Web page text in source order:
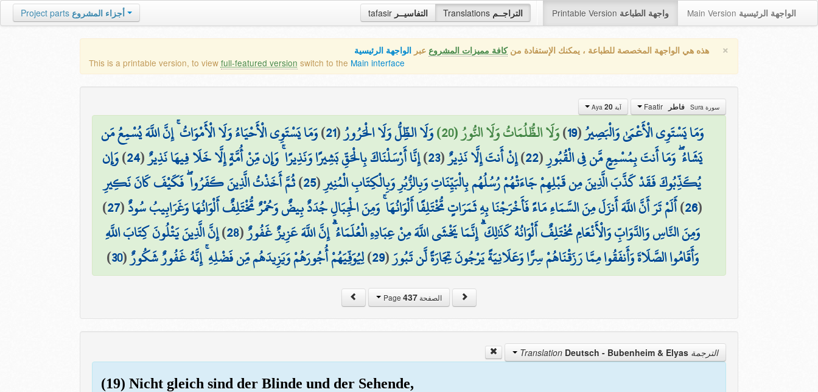
tafasir التفاسيــر Translations التراجــم Printable Version واجهة الطباعة Main Version الواجهة الرئيسية Project parts أجزاء المشروع
× هذه هي الواجهة المخصصة للطباعة ، يمكنك الإستفادة منكافة مميزات المشروع عبر الواجهة الرئيسية
This is a printable version, to view full-featured version switch to the Main interface
سورة Sura فاطر آية Aya 20
وَمَا يَسْتَوِي الْأَعْمَىٰ وَالْبَصِيرُ(
19
)وَلَا الظُّلُمَاتُ وَلَا النُّورُ (20) وَلَا الظِّلُّ وَلَا الْحَرُورُ(
21
)وَمَا يَسْتَوِي الْأَحْيَاءُ وَلَا الْأَمْوَاتُ ۚ إِنَّ اللَّهَ يُسْمِعُ مَن
يَشَاءُ ۖ وَمَا أَنتَ بِمُسْمِعٍ مَّن فِي الْقُبُورِ(
22
)إِنْ أَنتَ إِلَّا نَذِيرٌ(
23
)إِنَّا أَرْسَلْنَاكَ بِالْحَقِّ بَشِيرًا وَنَذِيرًا ۚ وَإِن مِّنْ أُمَّةٍ إِلَّا خَلَا فِيهَا نَذِيرٌ(
24
)وَإِن
يُكَذِّبُوكَ فَقَدْ كَذَّبَ الَّذِينَ مِن قَبْلِهِمْ جَاءَتْهُمْ رُسُلُهُم بِالْبَيِّنَاتِ وَبِالزُّبُرِ وَبِالْكِتَابِ الْمُنِيرِ(
25
)ثُمَّ أَخَذْتُ الَّذِينَ كَفَرُوا ۖ فَكَيْفَ كَانَ نَكِيرِ
(
26
)أَلَمْ تَرَ أَنَّ اللَّهَ أَنزَلَ مِنَ السَّمَاءِ مَاءً فَأَخْرَجْنَا بِهِ ثَمَرَاتٍ مُّخْتَلِفًا أَلْوَانُهَا ۚ وَمِنَ الْجِبَالِ جُدَدٌ بِيضٌ وَحُمْرٌ مُّخْتَلِفٌ أَلْوَانُهَا وَغَرَابِيبُ سُودٌ(
27
)
وَمِنَ النَّاسِ وَالدَّوَابِّ وَالْأَنْعَامِ مُخْتَلِفٌ أَلْوَانُهُ كَذَٰلِكَ ۗ إِنَّمَا يَخْشَى اللَّهَ مِنْ عِبَادِهِ الْعُلَمَاءُ ۗ إِنَّ اللَّهَ عَزِيزٌ غَفُورٌ(
28
)إِنَّ الَّذِينَ يَتْلُونَ كِتَابَ اللَّهِ
وَأَقَامُوا الصَّلَاةَ وَأَنفَقُوا مِمَّا رَزَقْنَاهُمْ سِرًّا وَعَلَانِيَةً يَرْجُونَ تِجَارَةً لَّن تَبُورَ(
29
)لِيُوَفِّيَهُمْ أُجُورَهُمْ وَيَزِيدَهُم مِّن فَضْلِهِ ۚ إِنَّهُ غَفُورٌ شَكُورٌ(
30
)
الصفحة Page437
الترجمة Translation Deutsch - Bubenheim & Elyas
(19) Nicht gleich sind der Blinde und der Sehende,